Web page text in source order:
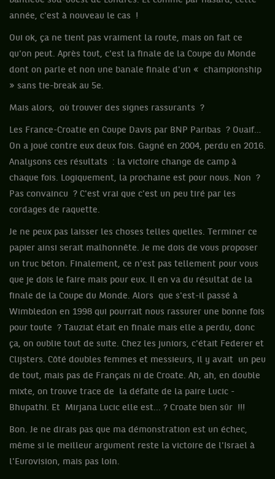
année, c'est à nouveau le cas !
Oui ok, ça ne tient pas vraiment la route, mais on fait ce
qu'on peut. Après tout, c'est la finale de la Coupe du Monde
dont on parle et non une banale finale d'un « championship
» sans tie-break au 5e.
Mais alors, où trouver des signes rassurants ?
Les France-Croatie en Coupe Davis par BNP Paribas ? Ouaif…
On a joué contre eux deux fois. Gagné en 2004, perdu en 2016.
Analysons ces résultats : la victoire change de camp à
chaque fois. Logiquement, la prochaine est pour nous. Non ?
Pas convaincu ? C'est vrai que c'est un peu tiré par les
cordages de raquette.
Je ne peux pas laisser les choses telles quelles. Terminer ce
papier ainsi serait malhonnête. Je me dois de vous proposer
un truc béton. Finalement, ce n'est pas tellement pour vous
que je dois le faire mais pour eux. Il en va du résultat de la
finale de la Coupe du Monde. Alors que s'est-il passé à
Wimbledon en 1998 qui pourrait nous rassurer une bonne fois
pour toute ? Tauziat était en finale mais elle a perdu, donc
ça, on oublie tout de suite. Chez les juniors, c'était Federer et
Clijsters. Côté doubles femmes et messieurs, il y avait un peu
de tout, mais pas de Français ni de Croate. Ah, ah, en double
mixte, on trouve trace de la défaite de la paire Lucic -
Bhupathi. Et Mirjana Lucic elle est... ? Croate bien sûr !!!
Bon. Je ne dirais pas que ma démonstration est un échec,
même si le meilleur argument reste la victoire de l'Israel à
l'Eurovision, mais pas loin.